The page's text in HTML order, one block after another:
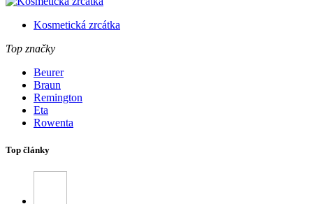
Kosmetická zrcátka
Top značky
Beurer
Braun
Remington
Eta
Rowenta
Top články